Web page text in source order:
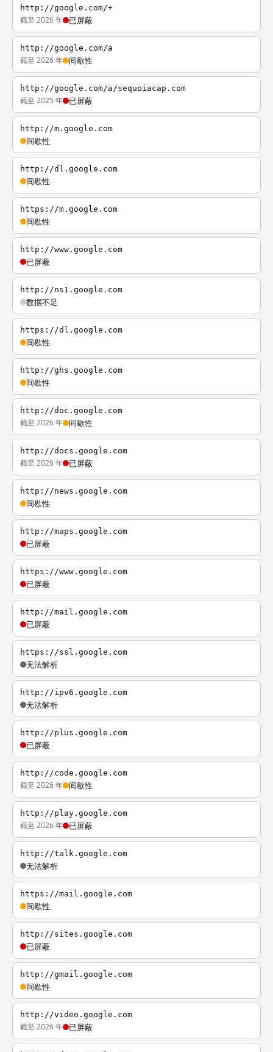
http://google.com/+
截至 2026 年 已屏蔽
http://google.com/a
截至 2026 年 间歇性
http://google.com/a/sequoiacap.com
截至 2025 年 已屏蔽
http://m.google.com
间歇性
http://dl.google.com
间歇性
https://m.google.com
间歇性
http://www.google.com
已屏蔽
http://ns1.google.com
数据不足
https://dl.google.com
间歇性
http://ghs.google.com
间歇性
http://doc.google.com
截至 2026 年 间歇性
http://docs.google.com
截至 2026 年 已屏蔽
http://news.google.com
间歇性
http://maps.google.com
已屏蔽
https://www.google.com
已屏蔽
http://mail.google.com
已屏蔽
https://ssl.google.com
无法解析
http://ipv6.google.com
无法解析
http://plus.google.com
已屏蔽
http://code.google.com
截至 2026 年 间歇性
http://play.google.com
截至 2026 年 已屏蔽
http://talk.google.com
无法解析
https://mail.google.com
间歇性
http://sites.google.com
已屏蔽
http://gmail.google.com
间歇性
http://video.google.com
截至 2026 年 已屏蔽